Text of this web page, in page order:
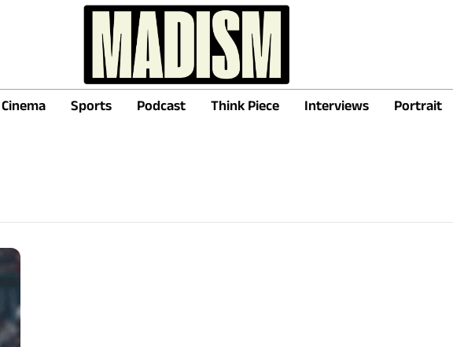
Cinema Sports Podcast Think Piece Interviews Portrait